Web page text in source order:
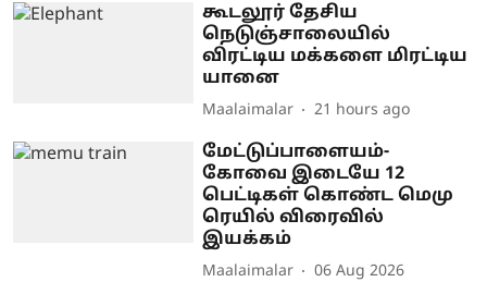
கூடலூர் தேசிய
நெடுஞ்சாலையில்
விரட்டிய மக்களை மிரட்டிய
யானை
Maalaimalar 21 hours ago
மேட்டுப்பாளையம்-
கோவை இடையே 12
பெட்டிகள் கொண்ட மெமு
ரெயில் விரைவில்
இயக்கம்
Maalaimalar 06 Aug 2026